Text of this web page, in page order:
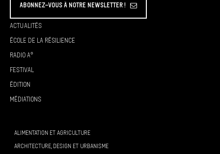
Abonnez-vous à Notre Newsletter !
Actualités
École de la résilience
Radio A°
Festival
Édition
Médiations
ALIMENTATION ET AGRICULTURE
ARCHITECTURE, DESIGN ET URBANISME